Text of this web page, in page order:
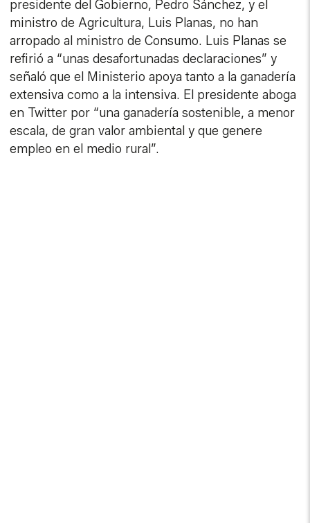
presidente del Gobierno, Pedro Sánchez, y el
ministro de Agricultura, Luis Planas, no han
arropado al ministro de Consumo. Luis Planas se
refirió a “unas desafortunadas declaraciones” y
señaló que el Ministerio apoya tanto a la ganadería
extensiva como a la intensiva. El presidente aboga
en Twitter por “una ganadería sostenible, a menor
escala, de gran valor ambiental y que genere
empleo en el medio rural”.